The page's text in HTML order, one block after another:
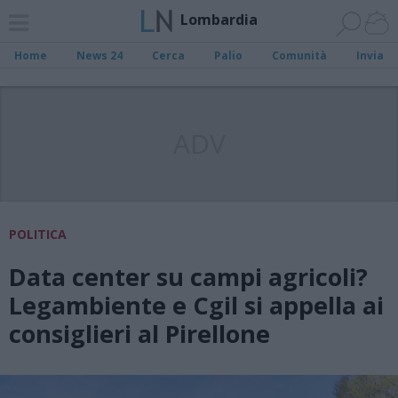
Lombardia
Home News 24 Cerca Palio Comunità Invia
POLITICA
Data center su campi agricoli?
Legambiente e Cgil si appella ai
consiglieri al Pirellone